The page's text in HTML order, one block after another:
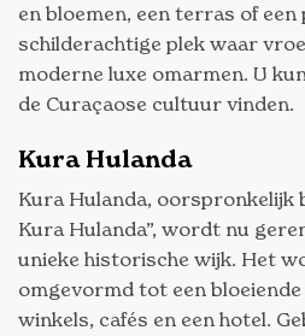
en bloemen, een terras of een
schilderachtige plek waar
moderne luxe omarmen. U
de Curaçaose cultuur vinden.
Kura Hulanda
Kura Hulanda, oorspronkelijk
Kura Hulanda”, wordt nu
unieke historische wijk. Het
omgevormd tot een
winkels, cafés en een hotel.